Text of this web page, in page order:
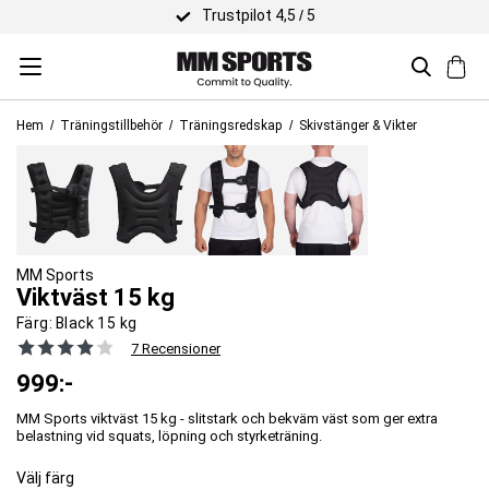
Trustpilot 4,5 / 5
Hem Träningstillbehör Träningsredskap Skivstänger & Vikter
MM Sports
Viktväst 15 kg
Färg: Black 15 kg
7 Recensioner
999:-
MM Sports viktväst 15 kg - slitstark och bekväm väst som ger extra
belastning vid squats, löpning och styrketräning.
Välj färg